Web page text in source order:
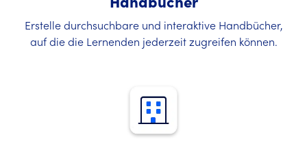
Erstelle durchsuchbare und interaktive Handbücher,
auf die die Lernenden jederzeit zugreifen können.